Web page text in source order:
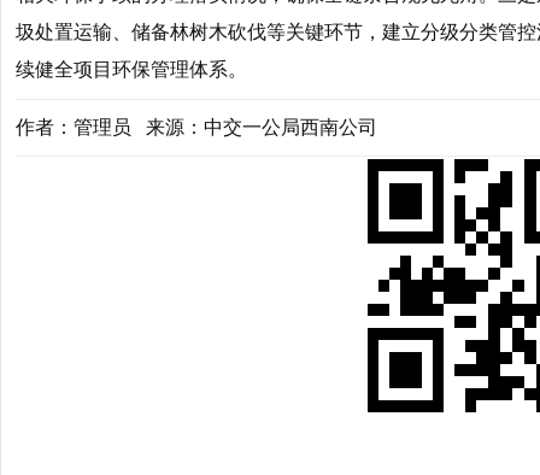
圾处置运输、储备林树木砍伐等关键环节，建立分级分类管
续健全项目环保管理体系。
作者：管理员 来源：中交一公局西南公司